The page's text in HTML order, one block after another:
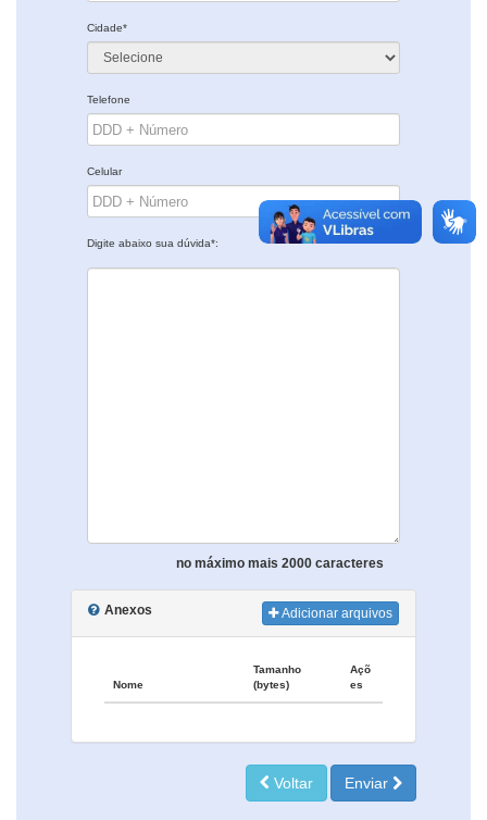
Cidade*
Telefone
Celular
Digite abaixo sua dúvida*:
no máximo mais 2000 caracteres
Anexos Adicionar arquivos
Nome
Tamanho
(bytes)
Açõ
es
Voltar Enviar